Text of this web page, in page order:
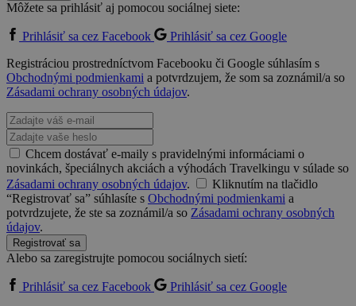
Môžete sa prihlásiť aj pomocou sociálnej siete:
Prihlásiť sa cez Facebook
Prihlásiť sa cez Google
Registráciou prostredníctvom Facebooku či Google súhlasím s
Obchodnými podmienkami a potvrdzujem, že som sa zoznámil/a so
Zásadami ochrany osobných údajov.
Chcem dostávať e-maily s pravidelnými informáciami o
novinkách, špeciálnych akciách a výhodách Travelkingu v súlade so
Zásadami ochrany osobných údajov.
Kliknutím na tlačidlo
“Registrovať sa” súhlasíte s Obchodnými podmienkami a
potvrdzujete, že ste sa zoznámil/a so Zásadami ochrany osobných
údajov.
Registrovať sa
Alebo sa zaregistrujte pomocou sociálnych sietí:
Prihlásiť sa cez Facebook
Prihlásiť sa cez Google